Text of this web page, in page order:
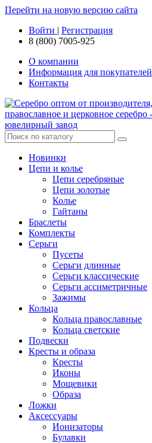
Перейти на новую версию сайта
Войти | Регистрация
8 (800) 7005-925
О компании
Информация для покупателей
Контакты
Новинки
Цепи и колье
Цепи серебряные
Цепи золотые
Колье
Гайтаны
Браслеты
Комплекты
Серьги
Пусеты
Серьги длинные
Серьги классические
Серьги ассиметричные
Зажимы
Кольца
Кольца православные
Кольца светские
Подвески
Кресты и образа
Кресты
Иконы
Мощевики
Образа
Ложки
Аксессуары
Ионизаторы
Булавки